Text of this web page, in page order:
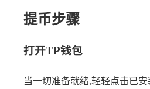
提币步骤
打开TP钱包
当一切准备就绪,轻轻点击已